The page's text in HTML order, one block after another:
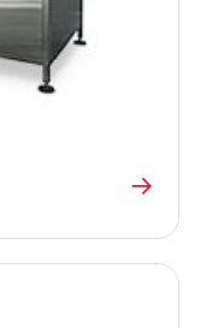
→